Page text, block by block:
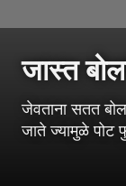
जास्त
जेवताना सतत
जाते ज्यामुळे पोट